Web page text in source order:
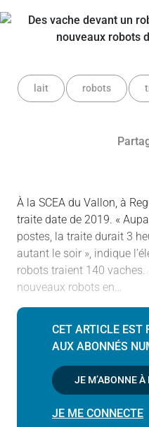
lait robots
À la SCEA du Vallon, à
traite date de 2019. «
postes, la traite durait 3
autant le soir », indique
robots traient 140
nouveaux robots en…
CET ARTICLE EST
AUX ABONNÉS
JE M’ABONNE À
JE ME CONNECTE